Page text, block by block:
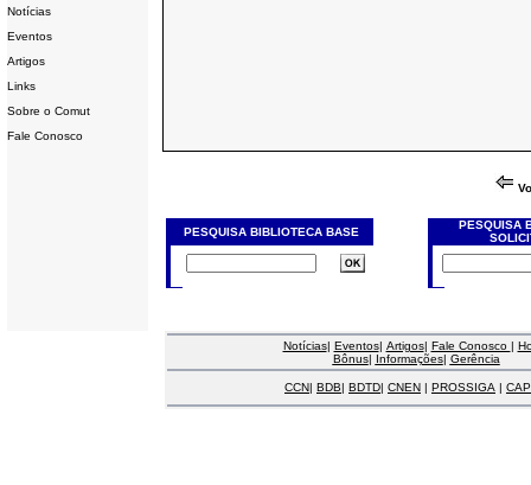
Notícias
Eventos
Artigos
Links
Sobre o Comut
Fale Conosco
PESQUISA BIBLIOTECA BASE
PESQUISA
Notícias| Eventos| Artigos| Fale Conosco |
Bônus| Informações| Gerência
CCN| BDB| BDTD| CNEN | PROSSIGA |